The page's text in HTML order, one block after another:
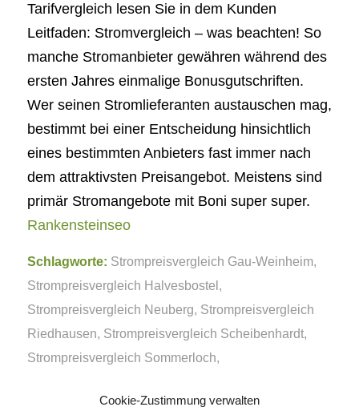
Cookie-Zustimmung verwalten
Tarifvergleich lesen Sie in dem Kunden
Leitfaden: Stromvergleich – was beachten! So
manche Stromanbieter gewähren während des
ersten Jahres einmalige Bonusgutschriften.
Wer seinen Stromlieferanten austauschen mag,
bestimmt bei einer Entscheidung hinsichtlich
eines bestimmten Anbieters fast immer nach
dem attraktivsten Preisangebot. Meistens sind
primär Stromangebote mit Boni super super.
Rankensteinseo
Schlagworte: Strompreisvergleich Gau-Weinheim,
Strompreisvergleich Halvesbostel ,
Strompreisvergleich Neuberg, Strompreisvergleich
Riedhausen, Strompreisvergleich Scheibenhardt,
Strompreisvergleich Sommerloch,